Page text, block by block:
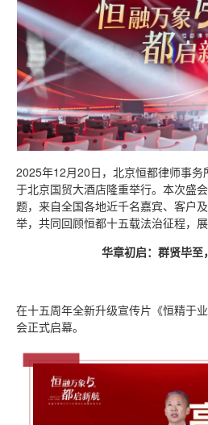
2025年12月20日，北京恒都律师事
于北京国贸大酒店隆重举行。本次盛
题，来自全国各地近千名嘉宾、客户
举，共同回顾恒都十五载法治征程，
华章初启：群贤毕至
在十五周年全新升级宣传片《恒精于
会正式启幕。